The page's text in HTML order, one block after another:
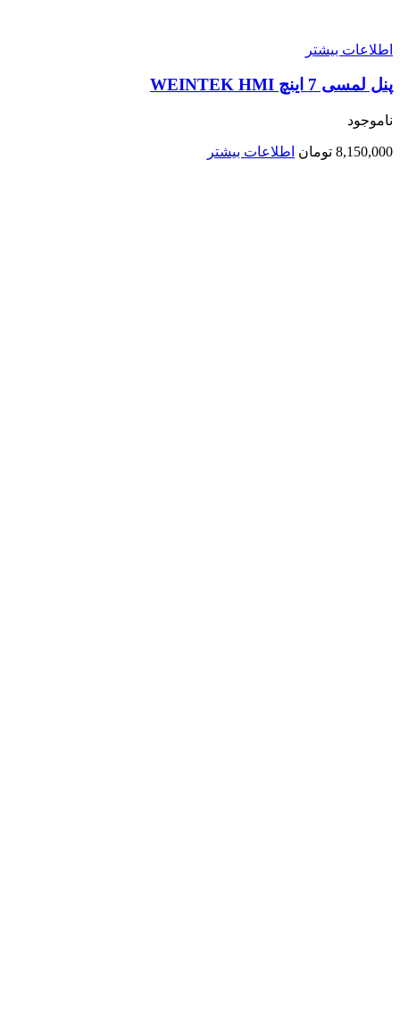
اطلاعات بیشتر
پنل لمسی 7 اینچ WEINTEK HMI
ناموجود
8,150,000 تومان اطلاعات بیشتر